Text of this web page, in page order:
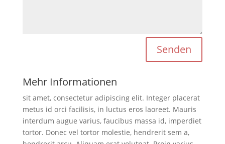
Senden
Mehr Informationen
sit amet, consectetur adipiscing elit. Integer placerat
metus id orci facilisis, in luctus eros laoreet. Mauris
interdum augue varius, faucibus massa id, imperdiet
tortor. Donec vel tortor molestie, hendrerit sem a,